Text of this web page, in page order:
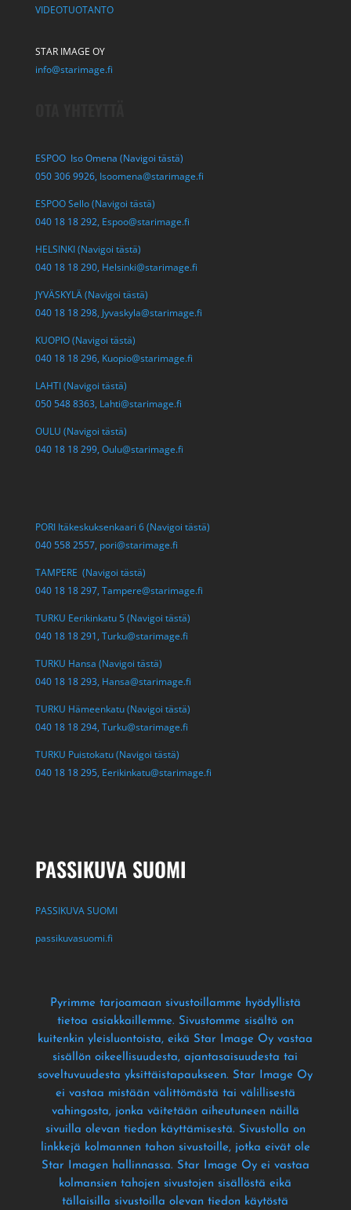
VIDEOTUOTANTO
STAR IMAGE OY
info@starimage.fi
ESPOO Iso Omena (Navigoi tästä)
050 306 9926, Isoomena@starimage.fi
ESPOO Sello (Navigoi tästä)
040 18 18 292, Espoo@starimage.fi
HELSINKI (Navigoi tästä)
040 18 18 290, Helsinki@starimage.fi
JYVÄSKYLÄ (Navigoi tästä)
040 18 18 298, Jyvaskyla@starimage.fi
KUOPIO (Navigoi tästä)
040 18 18 296, Kuopio@starimage.fi
LAHTI (Navigoi tästä)
050 548 8363, Lahti@starimage.fi
OULU (Navigoi tästä)
040 18 18 299, Oulu@starimage.fi
PORI Itäkeskuksenkaari 6 (Navigoi tästä)
040 558 2557, pori@starimage.fi
TAMPERE (Navigoi tästä)
040 18 18 297, Tampere@starimage.fi
TURKU Eerikinkatu 5 (Navigoi tästä)
040 18 18 291, Turku@starimage.fi
TURKU Hansa (Navigoi tästä)
040 18 18 293, Hansa@starimage.fi
TURKU Hämeenkatu (Navigoi tästä)
040 18 18 294, Turku@starimage.fi
TURKU Puistokatu (Navigoi tästä)
040 18 18 295, Eerikinkatu@starimage.fi
PASSIKUVA SUOMI
PASSIKUVA SUOMI
passikuvasuomi.fi
Pyrimme tarjoamaan sivustoillamme hyödyllistä
tietoa asiakkaillemme. Sivustomme sisältö on
kuitenkin yleisluontoista, eikä Star Image Oy vastaa
sisällön oikeellisuudesta, ajantasaisuudesta tai
soveltuvuudesta yksittäistapaukseen. Star Image Oy
ei vastaa mistään välittömästä tai välillisestä
vahingosta, jonka väitetään aiheutuneen näillä
sivuilla olevan tiedon käyttämisestä. Sivustolla on
linkkejä kolmannen tahon sivustoille, jotka eivät ole
Star Imagen hallinnassa. Star Image Oy ei vastaa
kolmansien tahojen sivustojen sisällöstä eikä
tällaisilla sivustoilla olevan tiedon käytöstä